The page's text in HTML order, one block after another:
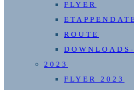
FLYER
ROUTE
2023
FLYER 2023